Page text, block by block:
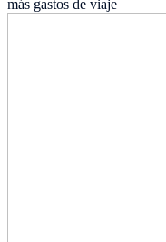
más gastos de viaje